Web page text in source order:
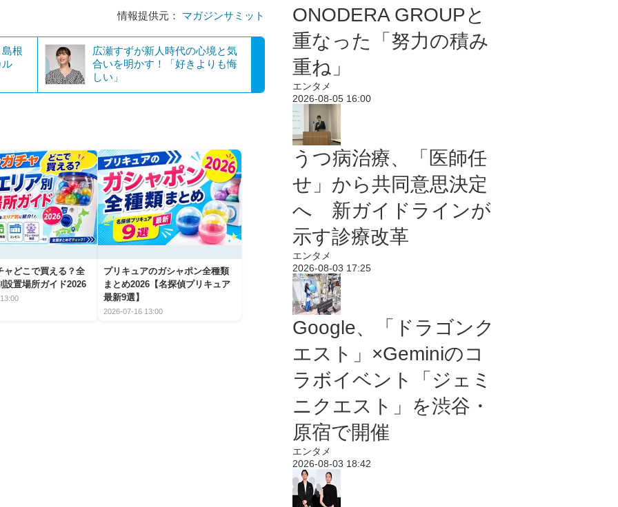
情報提供元： マガジンサミット
根
ル
広瀬すずが新人時代の心境と気
合いを明かす！「好きよりも悔
しい」
ャどこで買える？全
設置場所ガイド2026
プリキュアのガシャポン全種類
まとめ2026【名探偵プリキュア
最新9選】
2026-07-16 13:00
ONODERA GROUPと
重なった「努力の積み
重ね」
エンタメ
2026-08-05 16:00
うつ病治療、「医師任
せ」から共同意思決定
へ 新ガイドラインが
示す診療改革
エンタメ
2026-08-03 17:25
Google、「ドラゴンク
エスト」×Geminiのコ
ラボイベント「ジェミ
ニクエスト」を渋谷・
原宿で開催
エンタメ
2026-08-03 18:42